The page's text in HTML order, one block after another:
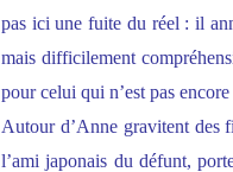
pas ici une fuite du réel : il
mais difficilement
pour celui qui n’est pas
Autour d’Anne gravitent des
l’ami japonais du défunt,